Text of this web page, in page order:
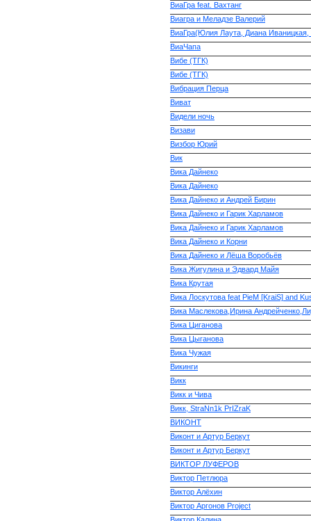
ВиаГра feat. Вахтанг
Виагра и Меладзе Валерий
ВиаГра(Юлия Лаута, Диана Иваницкая,
ВиаЧапа
Вибе (ТГК)
Вибе (ТГК)
Вибрация Перца
Виват
Видели ночь
Визави
Визбор Юрий
Вик
Вика Дайнеко
Вика Дайнеко
Вика Дайнеко и Андрей Бирин
Вика Дайнеко и Гарик Харламов
Вика Дайнеко и Гарик Харламов
Вика Дайнеко и Корни
Вика Дайнеко и Лёша Воробьёв
Вика Жигулина и Эдвард Майя
Вика Крутая
Вика Лоскутова feat PieM [KraiS] and
Вика Маслекова,Ирина
Вика Циганова
Вика Цыганова
Вика Чужая
Викинги
Викк
Викк и Чива
Викк, StraNn1k PrIZraK
ВИКОНТ
Виконт и Артур Беркут
Виконт и Артур Беркут
ВИКТОР ЛУФЕРОВ
Виктор Петлюра
Виктор Алёхин
Виктор Аргонов Project